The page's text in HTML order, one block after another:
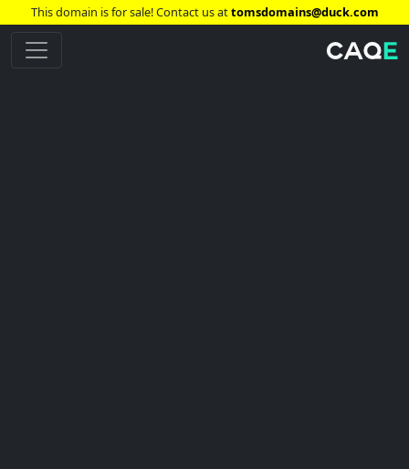
This domain is for sale! Contact us attomsdomains@duck.com